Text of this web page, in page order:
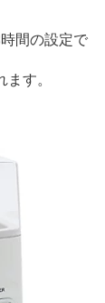
間の設定で
す。